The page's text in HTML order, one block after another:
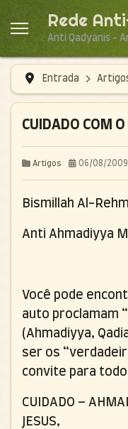
Rede
Anti Qadyanis -
Entrada
CUIDADO COM
Artigos 06/08/2009
Bismillah Al-
Anti Ahmadiyya
Você pode
auto proclamam
(Ahmadiyya,
ser os
convite para
CUIDADO –
JESUS,